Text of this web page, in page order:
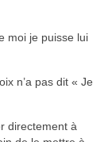
moi je puisse lui
n’a pas dit « Je
directement à